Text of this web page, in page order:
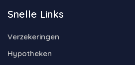
Snelle Links
Verzekeringen
Hypotheken